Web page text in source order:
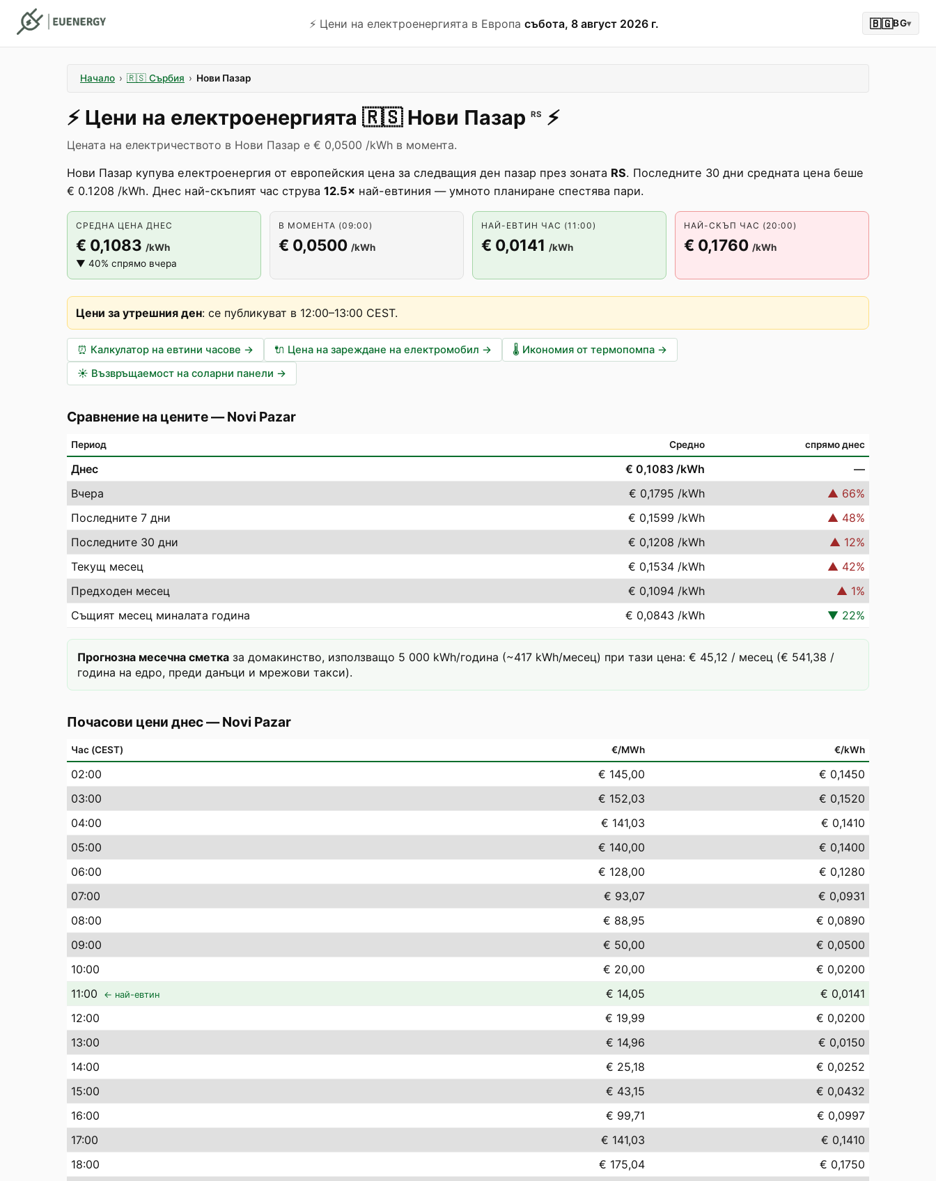
⚡️ Цени на електроенергията в Европа събота, 8 август 2026 г. 🇧🇬BG▾
Начало › 🇷🇸 Сърбия › Нови Пазар
⚡️ Цени на електроенергията 🇷🇸 Нови Пазар RS ⚡️
Цената на електричеството в Нови Пазар е € 0,0500 /kWh в момента.
Нови Пазар купува електроенергия от европейския цена за следващия ден пазар през зоната RS. Последните 30 дни средната цена беше
€ 0.1208 /kWh. Днес най-скъпият час струва 12.5× най-евтиния — умното планиране спестява пари.
СРЕДНА ЦЕНА ДНЕС
€ 0,1083 /kWh
▼ 40% спрямо вчера
В МОМЕНТА (09:00)
€ 0,0500 /kWh
НАЙ-ЕВТИН ЧАС (11:00)
€ 0,0141 /kWh
НАЙ-СКЪП ЧАС (20:00)
€ 0,1760 /kWh
Цени за утрешния ден: се публикуват в 12:00–13:00 CEST.
⏰ Калкулатор на евтини часове → 🔌 Цена на зареждане на електромобил → 🌡️ Икономия от термопомпа →
☀️ Възвръщаемост на соларни панели →
Сравнение на цените—Novi Pazar
Период Средно спрямо днес
Днес € 0,1083 /kWh
—
Вчера
€ 0,1795 /kWh ▲ 66%
Последните 7 дни
€ 0,1599 /kWh ▲ 48%
Последните 30 дни
€ 0,1208 /kWh ▲ 12%
Текущ месец
€ 0,1534 /kWh ▲ 42%
Предходен месец
€ 0,1094 /kWh ▲ 1%
Същият месец миналата година
€ 0,0843 /kWh ▼ 22%
Прогнозна месечна сметка за домакинство, използващо 5 000 kWh/година (~417 kWh/месец) при тази цена: € 45,12 / месец (€ 541,38 /
година на едро, преди данъци и мрежови такси).
Почасови цени днес—Novi Pazar
Час (CEST) €/MWh €/kWh
02:00 € 145,00
€ 0,1450
03:00 € 152,03
€ 0,1520
04:00 € 141,03
€ 0,1410
05:00 € 140,00
€ 0,1400
06:00 € 128,00
€ 0,1280
07:00 € 93,07
€ 0,0931
08:00 € 88,95
€ 0,0890
09:00 € 50,00
€ 0,0500
10:00 € 20,00
€ 0,0200
11:00 ← най-евтин € 14,05
€ 0,0141
12:00 € 19,99
€ 0,0200
13:00 € 14,96
€ 0,0150
14:00 € 25,18
€ 0,0252
15:00 € 43,15
€ 0,0432
16:00 € 99,71
€ 0,0997
17:00 € 141,03
€ 0,1410
18:00 € 175,04
€ 0,1750